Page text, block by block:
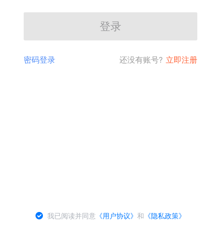
登录
密码登录 还没有账号? 立即注册
我已阅读并同意 《用户协议》和 《隐私政策》